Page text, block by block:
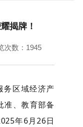
揭牌！
次数： 1945
务区域经济产
准、教育部备
年6月26日